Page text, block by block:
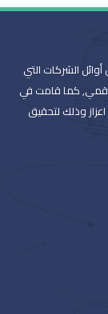
2017 لتكون بذلك من أوائل الشركات التي
كما قامت في
اعزاز وذلك لتحقيق